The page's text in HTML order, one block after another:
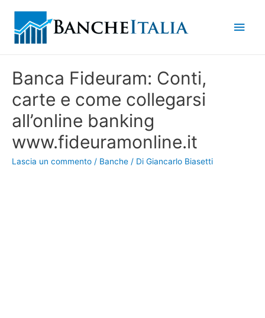
Banca Fideuram: Conti,
carte e come collegarsi
all’online banking
www.fideuramonline.it
Lascia un commento / Banche / Di Giancarlo Biasetti